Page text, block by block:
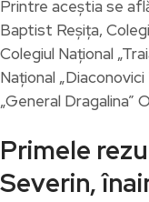
Printre aceștia se
Baptist Reșița,
Colegiul Național
Național
„General Dragalina”
Primele
Severin,